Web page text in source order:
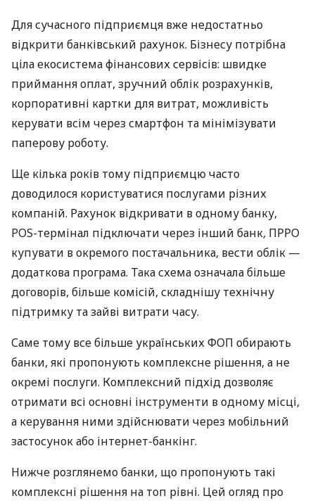
Для сучасного підприємця вже недостатньо
відкрити банківський рахунок. Бізнесу потрібна
ціла екосистема фінансових сервісів: швидке
приймання оплат, зручний облік розрахунків,
корпоративні картки для витрат, можливість
керувати всім через смартфон та мінімізувати
паперову роботу.
Ще кілька років тому підприємцю часто
доводилося користуватися послугами різних
компаній. Рахунок відкривати в одному банку,
POS-термінал підключати через інший банк, ПРРО
купувати в окремого постачальника, вести облік —
додаткова програма. Така схема означала більше
договорів, більше комісій, складнішу технічну
підтримку та зайві витрати часу.
Саме тому все більше українських ФОП обирають
банки, які пропонують комплексне рішення, а не
окремі послуги. Комплексний підхід дозволяє
отримати всі основні інструменти в одному місці,
а керування ними здійснювати через мобільний
застосунок або інтернет-банкінг.
Нижче розглянемо банки, що пропонують такі
комплексні рішення на топ рівні. Цей огляд про